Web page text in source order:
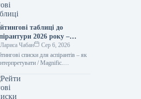
таблиці до
2026 року –
оголошення
Лариса Чабан
Сер 6, 2026
списки для аспірантів – як
/ Magnific.
рейтингові переліки є…